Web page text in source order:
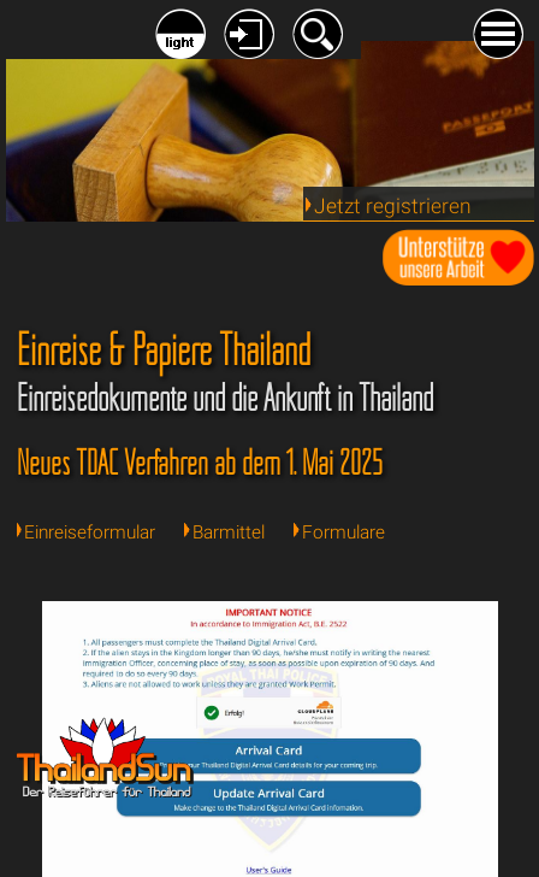
Jetzt registrieren
Einreise & Papiere Thailand
Einreisedokumente und die Ankunft in Thailand
Neues TDAC Verfahren ab dem 1. Mai 2025
Einreiseformular Barmittel Formulare